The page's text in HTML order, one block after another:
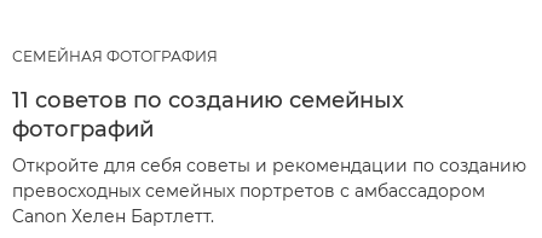
СЕМЕЙНАЯ ФОТОГРАФИЯ
11 советов по созданию семейных
фотографий
Откройте для себя советы и рекомендации по созданию
превосходных семейных портретов с амбассадором
Canon Хелен Бартлетт.